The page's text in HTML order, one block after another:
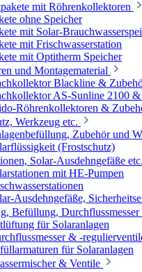
mit Röhrenkollektoren
ohne Speicher
mit Solar-
mit Frischwasserstation
mit Optitherm Speicher
und Montagematerial
Blackline &
AS-Sunline 2100
Röhrenkollektoren &
Werkzeug etc.
Zubehör und
(Frostschutz)
Solar-Ausdehngefäße etc.
mit HE-Pumpen
Ausdehngefäße,
Befüllung, Durchflussmesser
für Solaranlagen
& -
für Solaranlagen
& Ventile